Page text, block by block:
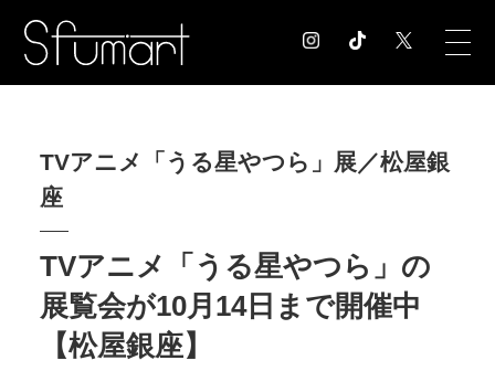
COLUMN コラム記事
MUSEUM 美術館情報
NEWS
TVアニメ「うる星やつら」展／松屋銀
座
TVアニメ「うる星やつら」の
展覧会が10月14日まで開催中
【松屋銀座】